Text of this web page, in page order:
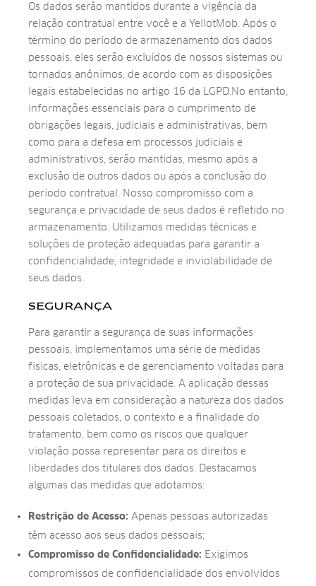
Os dados serão mantidos durante a vigência da
relação contratual entre você e a YellotMob. Após o
término do período de armazenamento dos dados
pessoais, eles serão excluídos de nossos sistemas ou
tornados anônimos, de acordo com as disposições
legais estabelecidas no artigo 16 da LGPD.No entanto,
informações essenciais para o cumprimento de
obrigações legais, judiciais e administrativas, bem
como para a defesa em processos judiciais e
administrativos, serão mantidas, mesmo após a
exclusão de outros dados ou após a conclusão do
período contratual. Nosso compromisso com a
segurança e privacidade de seus dados é refletido no
armazenamento. Utilizamos medidas técnicas e
soluções de proteção adequadas para garantir a
confidencialidade, integridade e inviolabilidade de
seus dados.
SEGURANÇA
Para garantir a segurança de suas informações
pessoais, implementamos uma série de medidas
físicas, eletrônicas e de gerenciamento voltadas para
a proteção de sua privacidade. A aplicação dessas
medidas leva em consideração a natureza dos dados
pessoais coletados, o contexto e a finalidade do
tratamento, bem como os riscos que qualquer
violação possa representar para os direitos e
liberdades dos titulares dos dados. Destacamos
algumas das medidas que adotamos:
Restrição de Acesso: Apenas pessoas autorizadas
têm acesso aos seus dados pessoais;
Compromisso de Confidencialidade: Exigimos
compromissos de confidencialidade dos envolvidos